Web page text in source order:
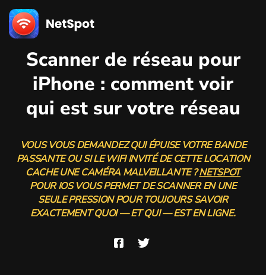
Scanner de réseau pour
iPhone : comment voir
qui est sur votre réseau
VOUS VOUS DEMANDEZ QUI ÉPUISE VOTRE BANDE
PASSANTE OU SI LE WIFI INVITÉ DE CETTE LOCATION
CACHE UNE CAMÉRA MALVEILLANTE ?NETSPOT
POUR IOS VOUS PERMET DE SCANNER EN UNE
SEULE PRESSION POUR TOUJOURS SAVOIR
EXACTEMENT QUOI — ET QUI — EST EN LIGNE.